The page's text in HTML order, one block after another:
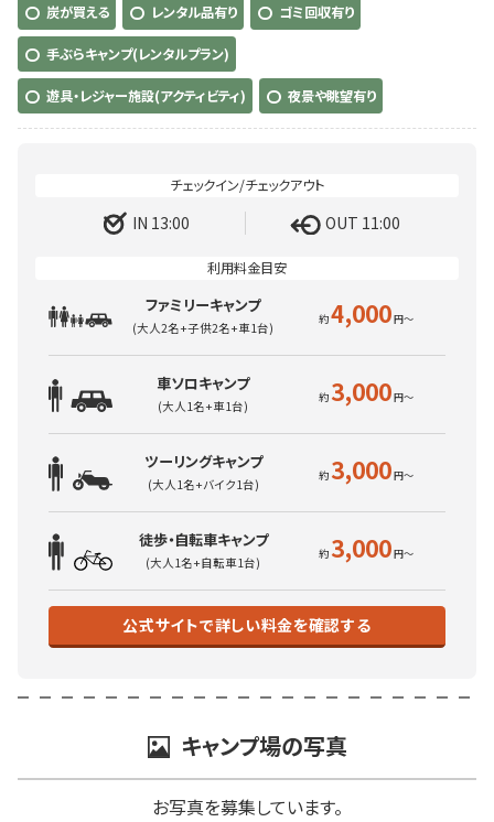
炭が買える レンタル品有り ゴミ回収有り
手ぶらキャンプ(レンタルプラン)
遊具・レジャー施設(アクティビティ) 夜景や眺望有り
IN 13:00 OUT 11:00
ファミリーキャンプ
(大人2名+子供2名+車1台) 4,000
車ソロキャンプ
(大人1名+車1台) 3,000
ツーリングキャンプ
(大人1名+バイク1台) 3,000
徒歩・自転車キャンプ
(大人1名+自転車1台) 3,000
公式サイトで詳しい料金を確認する
キャンプ場の写真
お写真を募集しています。